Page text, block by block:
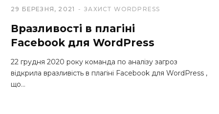
ЗАХИСТ WORDPRESS
29 БЕРЕЗНЯ, 2021
Вразливості в плагіні
Facebook для WordPress
22 грудня 2020 року команда по аналізу загроз
відкрила вразливість в плагіні Facebook для WordPress ,
що…